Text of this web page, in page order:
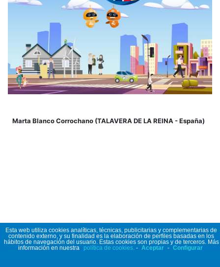
Marta Blanco Corrochano (TALAVERA DE LA REINA - España)
Esta web utiliza cookies analíticas, técnicas, publicitarias y complementarias de
contenido externo, y su finalidad es la elaboración de perfiles basadas en los
hábitos de navegación del usuario. Estas cookies son propias y de terceros. Más
información en nuestra
política de cookies. - Aceptar - Configurar